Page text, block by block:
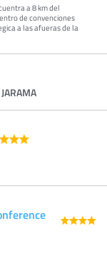
a 8 km del
de convenciones
a las afueras de la